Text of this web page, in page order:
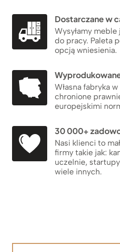
Dostarczane w
Wysyłamy
do pracy. Paleta
opcją wniesienia.
Własna fabryka
chronione
europejskimi
30 000+
Nasi klienci to
firmy takie jak:
uczelnie,
wiele innych.